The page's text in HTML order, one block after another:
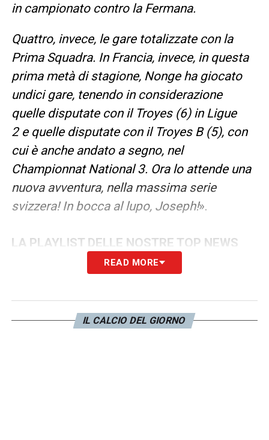
in campionato contro la Fermana.
Quattro, invece, le gare totalizzate con la
Prima Squadra. In Francia, invece, in questa
prima metà di stagione, Nonge ha giocato
undici gare, tenendo in considerazione
quelle disputate con il Troyes (6) in Ligue
2 e quelle disputate con il Troyes B (5), con
cui è anche andato a segno, nel
Championnat National 3. Ora lo attende una
nuova avventura, nella massima serie
svizzera! In bocca al lupo, Joseph!».
LA PLAYLIST DELLE NOSTRE TOP NEWS
READ MORE
IL CALCIO DEL GIORNO